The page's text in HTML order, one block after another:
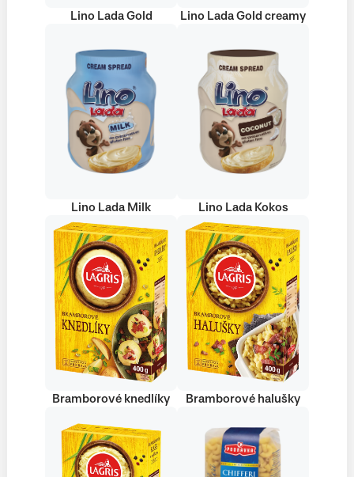
Lino Lada Gold Lino Lada Gold creamy
Lino Lada Milk Lino Lada Kokos
Bramborové knedlíky Bramborové halušky